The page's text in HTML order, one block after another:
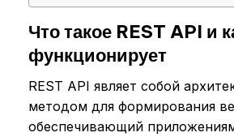
Что такое REST API и
функционирует
REST API являет собой
методом для формирования
обеспечивающий